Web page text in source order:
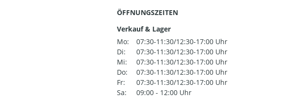
ÖFFNUNGSZEITEN
Verkauf & Lager
Mo:
07:30-11:30/12:30-17:00 Uhr
Di:
07:30-11:30/12:30-17:00 Uhr
Mi:
07:30-11:30/12:30-17:00 Uhr
Do:
07:30-11:30/12:30-17:00 Uhr
Fr:
07:30-11:30/12:30-17:00 Uhr
Sa:
09:00 - 12:00 Uhr